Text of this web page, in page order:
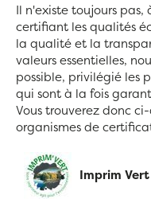
Il n'existe toujours pas,
certifiant les qualités
la qualité et la
valeurs essentielles,
possible, privilégié les
qui sont à la fois
Vous trouverez donc
organismes de
Imprim Vert